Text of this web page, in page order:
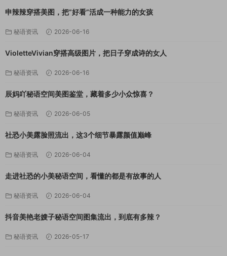
申辣辣穿搭美图，把”好看”活成一种能力的女孩
秘语资讯 2026-06-16
VioletteVivian穿搭高级图片，把日子穿成诗的女人
秘语资讯 2026-06-16
辰妈吖秘语空间美图鉴堂，藏着多少小众惊喜？
秘语资讯 2026-06-05
社恐小美露脸照流出，这3个细节暴露颜值巅峰
秘语资讯 2026-06-04
走进社恐的小美秘语空间，看懂的都是有故事的人
秘语资讯 2026-06-04
抖音美艳老嫂子秘语空间图集流出，到底有多辣？
秘语资讯 2026-05-17